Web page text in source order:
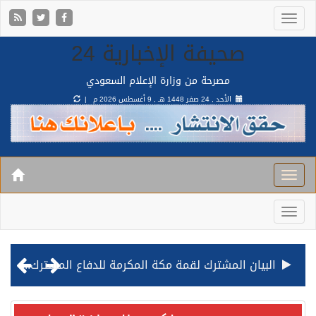
صحيفة الإخبارية 24
مصرحة من وزارة الإعلام السعودي
الأحد , 24 صفر 1448 هـ , 9 أغسطس 2026 م |
البيان المشترك لقمة مكة المكرمة للدفاع المشترك بين المملكة وتركيا وباكستان
قيادة القوات المشتركة للتحالف: نفذنا عملية رد عسكري متناسبة لأهداف عسكرية مشروعة تابعة للمليشيا الحوثية الإرهابية في محافظة الحديدة